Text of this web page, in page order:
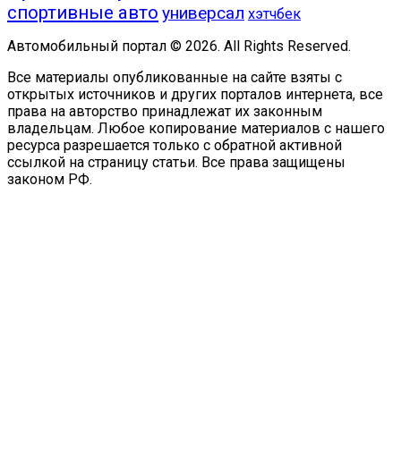
спортивные авто универсал хэтчбек
Автомобильный портал © 2026. All Rights Reserved.
Все материалы опубликованные на сайте взяты с
открытых источников и других порталов интернета, все
права на авторство принадлежат их законным
владельцам. Любое копирование материалов с нашего
ресурса разрешается только с обратной активной
ссылкой на страницу статьи. Все права защищены
законом РФ.